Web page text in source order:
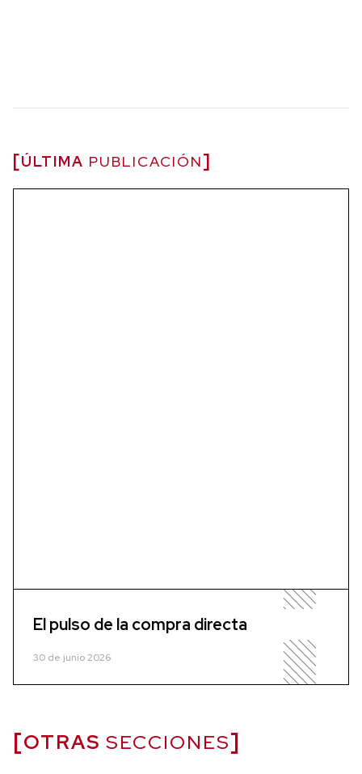
ÚLTIMA PUBLICACIÓN
El pulso de la compra directa
30 de junio 2026
OTRAS SECCIONES